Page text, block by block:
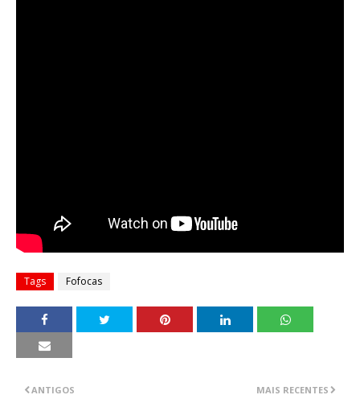
Tags Fofocas
MAIS RECENTES
ANTIGOS